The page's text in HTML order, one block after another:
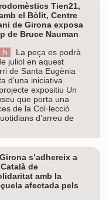
Tien21,
el Bòlit, Centre
de Girona exposa
de Bruce Nauman
h
La peça es podrà
juliol en aquest
de Santa Eugènia
d’una iniciativa
expositiu Un
que porta una
de la Col·lecció
d’arreu de
s’adhereix a
de
amb la
afectada pels